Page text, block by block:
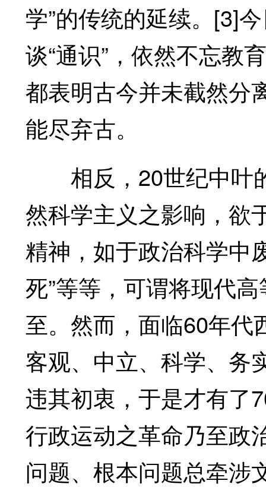
学”的传统的延续。[3]
谈“通识”，依然不忘教
都表明古今并未截然分
能尽弃古。
相反，20世纪中叶
然科学主义之影响，欲
精神，如于政治科学中
死”等等，可谓将现代
至。然而，面临60年代
客观、中立、科学、务
违其初衷，于是才有了
行政运动之革命乃至政
问题、根本问题总牵涉